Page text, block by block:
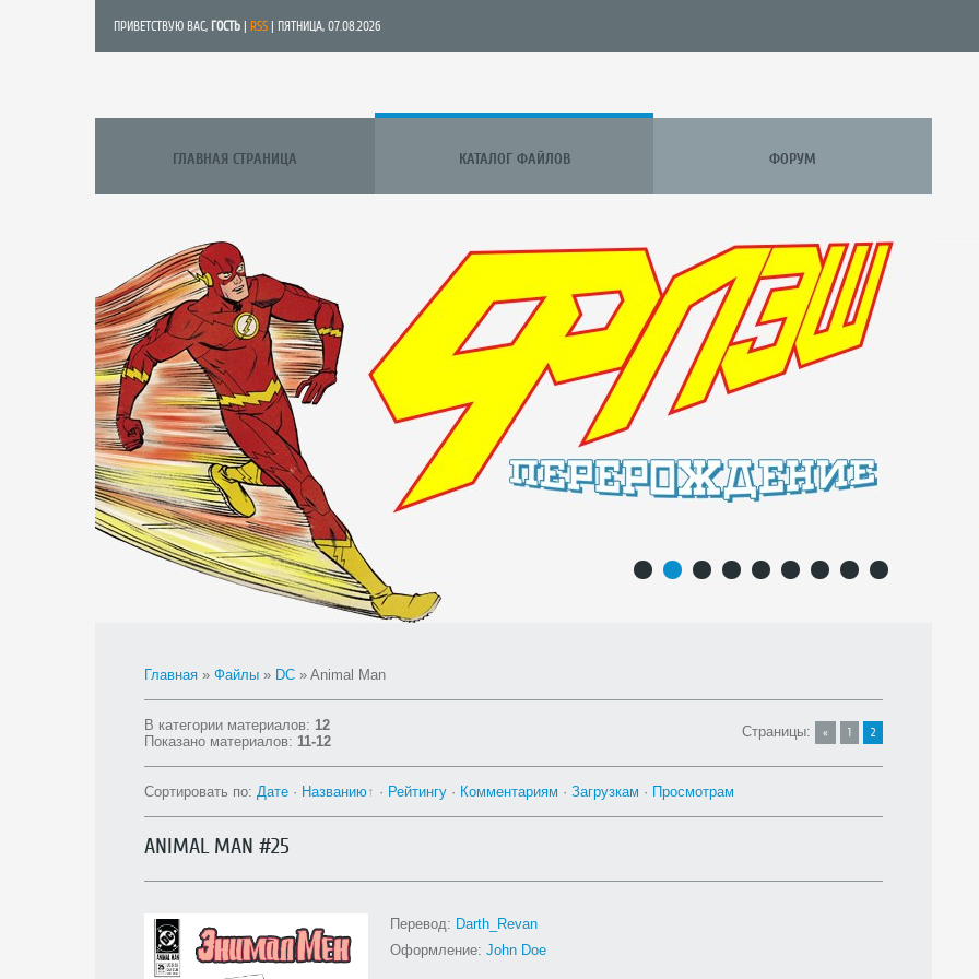
ПРИВЕТСТВУЮ ВАС, ГОСТЬ RSS | ПЯТНИЦА, 07.08.2026
ГЛАВНАЯ СТРАНИЦА КАТАЛОГ ФАЙЛОВ ФОРУМ
Главная » Файлы » DC » Animal Man
В категории материалов: 12
Показано материалов: 11-12
Страницы: « 1 2
Сортировать по: Дате · Названию · Рейтингу · Комментариям · Загрузкам · Просмотрам
ANIMAL MAN #25
Перевод: Darth_Revan
Оформление: John Doe